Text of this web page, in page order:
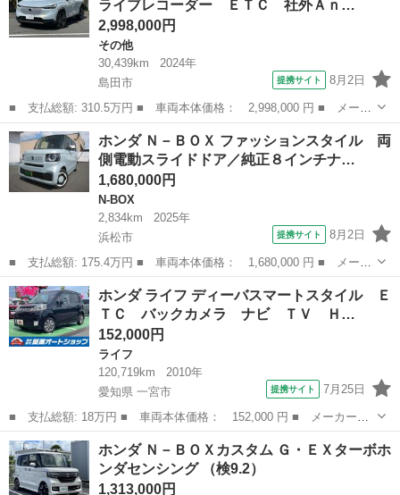
プティブ...
ライブレコーダー ＥＴＣ 社外Ａｎ…
2,998,000円
その他
30,439km
2024年
島田市
提携サイト 8月2日
■ 支払総額: 310.5万円 ■ 車両本体価格： 2,998,000 円 ■ メーカ
ー名： ホンダ ■ 車種名： ヴェゼル ■ グレード名： ｅ：ＨＥ
Ｖ Ｚ 社外前後ドライブレコーダー ＥＴＣ 社外Ａｎｄｒｏｉｄ
ナビ Ｂ...
静岡 島田市 その他
ホンダ Ｎ－ＢＯＸ ファッションスタイル 両
側電動スライドドア／純正８インチナ…
1,680,000円
N-BOX
2,834km
2025年
浜松市
提携サイト 8月2日
■ 支払総額: 175.4万円 ■ 車両本体価格： 1,680,000 円 ■ メーカ
ー名： ホンダ ■ 車種名： Ｎ－ＢＯＸ ■ グレード名： ファッ
ションスタイル 両側電動スライドドア／純正８インチナビ／フルセ
グＴＶ／...
静岡 浜松市 N-BOX
ホンダ ライフ ディーバスマートスタイル Ｅ
ＴＣ バックカメラ ナビ ＴＶ Ｈ…
152,000円
ライフ
120,719km
2010年
愛知県 一宮市
提携サイト 7月25日
■ 支払総額: 18万円 ■ 車両本体価格： 152,000 円 ■ メーカー
名： ホンダ ■ 車種名： ライフ ■ グレード名： ディーバスマ
ートスタイル ＥＴＣ バックカメラ ナビ ＴＶ ＨＩＤ スマー
トキー 電動格納...
愛知 一宮市 ライフ
ホンダ Ｎ－ＢＯＸカスタム Ｇ・ＥＸターボホ
ンダセンシング （検9.2）
1,313,000円